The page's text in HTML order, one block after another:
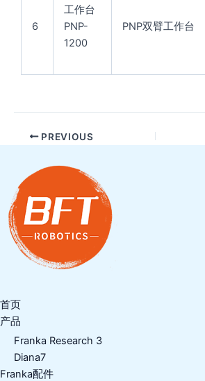
6
工作台
PNP-
1200
PNP双臂工作台
PREVIOUS
首页
产品
Franka Research 3
Diana7
Franka配件